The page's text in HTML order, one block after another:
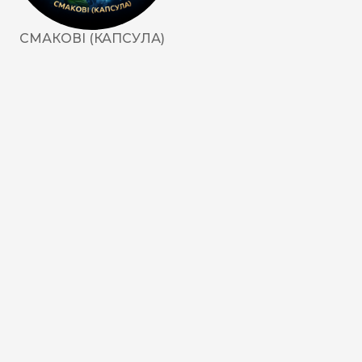
СМАКОВІ (КАПСУЛА)